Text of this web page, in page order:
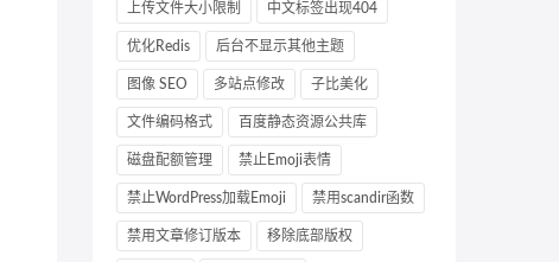
上传文件大小限制 中文标签出现404
优化Redis 后台不显示其他主题
图像 SEO 多站点修改 子比美化
文件编码格式 百度静态资源公共库
磁盘配额管理 禁止Emoji表情
禁止WordPress加载Emoji 禁用scandir函数
禁用文章修订版本 移除底部版权